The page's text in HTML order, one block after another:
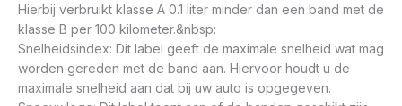
Hierbij verbruikt klasse A 0.1 liter minder dan een band met de
klasse B per 100 kilometer.&nbsp:
Snelheidsindex: Dit label geeft de maximale snelheid wat mag
worden gereden met de band aan. Hiervoor houdt u de
maximale snelheid aan dat bij uw auto is opgegeven.